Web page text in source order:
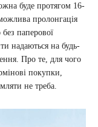
буде протягом 16-
пролонгація
паперової
надаються на будь-
Про те, для чого
покупки,
не треба.